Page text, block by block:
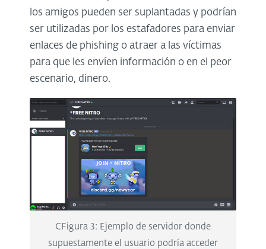
los amigos pueden ser suplantadas y podrían
ser utilizadas por los estafadores para enviar
enlaces de phishing o atraer a las víctimas
para que les envíen información o en el peor
escenario, dinero.
CFigura 3: Ejemplo de servidor donde
supuestamente el usuario podría acceder